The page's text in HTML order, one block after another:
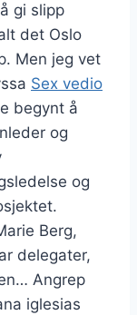
gi slipp
det Oslo
Men jeg vet
Sex vedio
begynt å
og
og
Berg,
delegater,
Angrep
iglesias